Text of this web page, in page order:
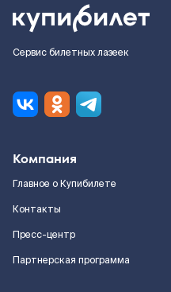
Сервис билетных лазеек
Компания
Главное о Купибилете
Контакты
Пресс-центр
Партнерская программа